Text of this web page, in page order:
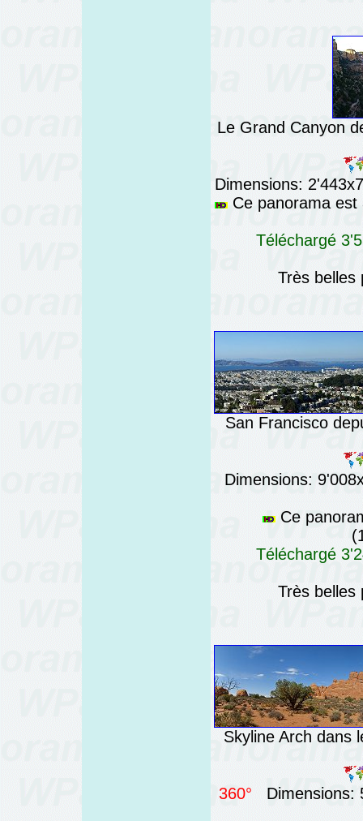
Le Grand Canyon
Dimensions:
Ce panorama est
Téléchargé
Très belles
San Francisco
Dimensions:
Ce
Téléchargé
Très belles
Skyline Arch dans
360° Dimensions: